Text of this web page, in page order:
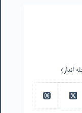
انداز)